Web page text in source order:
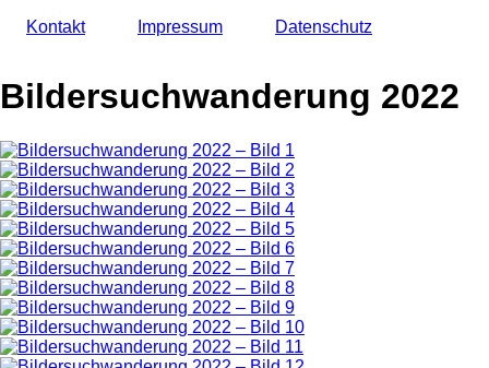
Kontakt Impressum Datenschutz
Bildersuchwanderung 2022